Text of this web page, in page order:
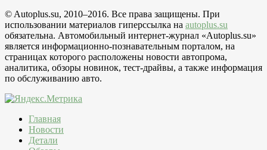
© Autoplus.su, 2010–2016. Все права защищены. При
использовании материалов гиперссылка на autoplus.su
обязательна. Автомобильный интернет-журнал «Autoplus.su»
является информационно-познавательным порталом, на
страницах которого расположены новости автопрома,
аналитика, обзоры новинок, тест-драйвы, а также информация
по обслуживанию авто.
Главная
Новости
Детали